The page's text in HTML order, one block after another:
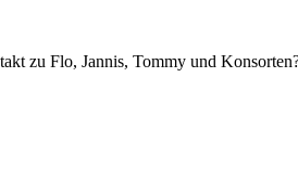
zu Flo, Jannis, Tommy und